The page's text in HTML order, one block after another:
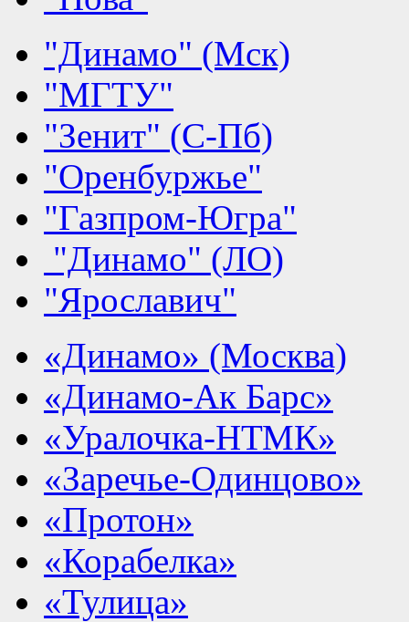
"Динамо" (Мск)
"МГТУ"
"Зенит" (С-Пб)
"Оренбуржье"
"Газпром-Югра"
"Динамо" (ЛО)
"Ярославич"
«Динамо» (Москва)
«Динамо-Ак Барс»
«Уралочка-НТМК»
«Заречье-Одинцово»
«Протон»
«Корабелка»
«Тулица»